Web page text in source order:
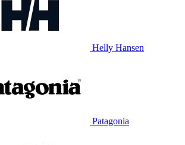
Helly Hansen
Patagonia